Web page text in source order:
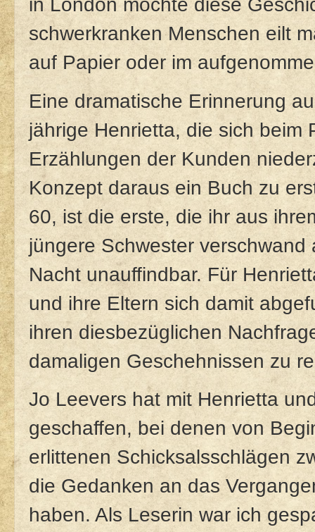
in London möchte diese
schwerkranken Menschen eilt
auf Papier oder im
Eine dramatische Erinnerung
jährige Henrietta, die sich beim
Erzählungen der Kunden
Konzept daraus ein Buch zu
60, ist die erste, die ihr aus
jüngere Schwester
Nacht unauffindbar. Für
und ihre Eltern sich damit
ihren diesbezüglichen
damaligen Geschehnissen zu
Jo Leevers hat mit Henrietta
geschaffen, bei denen von
erlittenen Schicksalsschlägen
die Gedanken an das
haben. Als Leserin war ich